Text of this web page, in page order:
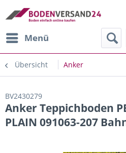
Menü
Übersicht Anker
BV2430279
Anker Teppichboden
PLAIN 091063-207